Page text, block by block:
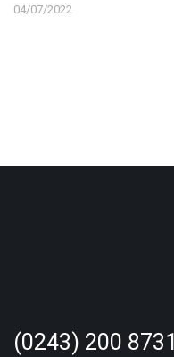
04/07/2022
(0243) 200 8731